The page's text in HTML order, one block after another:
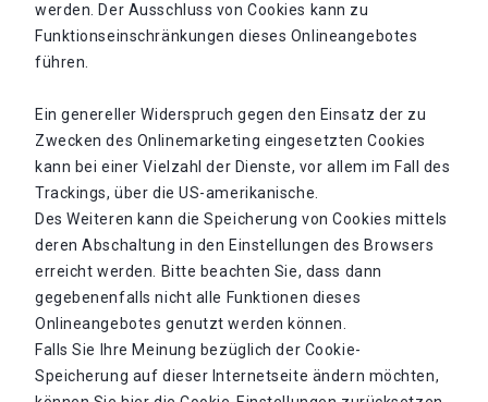
werden. Der Ausschluss von Cookies kann zu
Funktionseinschränkungen dieses Onlineangebotes
führen.
Ein genereller Widerspruch gegen den Einsatz der zu
Zwecken des Onlinemarketing eingesetzten Cookies
kann bei einer Vielzahl der Dienste, vor allem im Fall des
Trackings, über die US-amerikanische.
Des Weiteren kann die Speicherung von Cookies mittels
deren Abschaltung in den Einstellungen des Browsers
erreicht werden. Bitte beachten Sie, dass dann
gegebenenfalls nicht alle Funktionen dieses
Onlineangebotes genutzt werden können.
Falls Sie Ihre Meinung bezüglich der Cookie-
Speicherung auf dieser Internetseite ändern möchten,